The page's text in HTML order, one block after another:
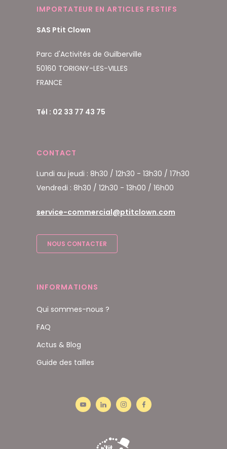
IMPORTATEUR EN ARTICLES FESTIFS
SAS Ptit Clown
Parc d'Activités de Guilberville
50160 TORIGNY-LES-VILLES
FRANCE
Tél : 02 33 77 43 75
CONTACT
Lundi au jeudi : 8h30 / 12h30 - 13h30 / 17h30
Vendredi : 8h30 / 12h30 - 13h00 / 16h00
service-commercial@ptitclown.com
NOUS CONTACTER
INFORMATIONS
Qui sommes-nous ?
FAQ
Actus & Blog
Guide des tailles